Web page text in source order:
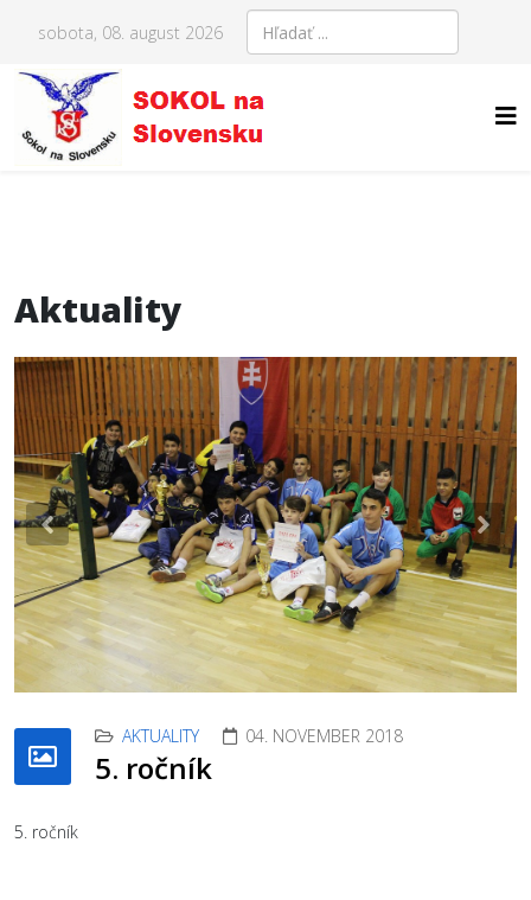
sobota, 08. august 2026
Aktuality
Previous
AKTUALITY 04. NOVEMBER 2018
5. ročník
5. ročník